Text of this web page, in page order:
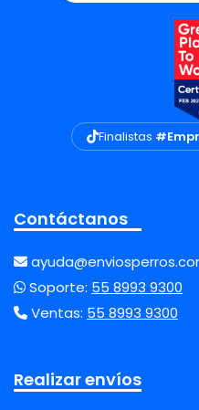
Finalistas
Contáctanos
Soporte: 55 8993 9300
Ventas: 55 8993 9300
Realizar envíos